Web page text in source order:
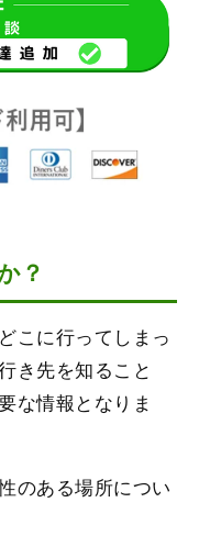
？
こに行ってしまっ
き先を知ること
な情報となりま
のある場所につい